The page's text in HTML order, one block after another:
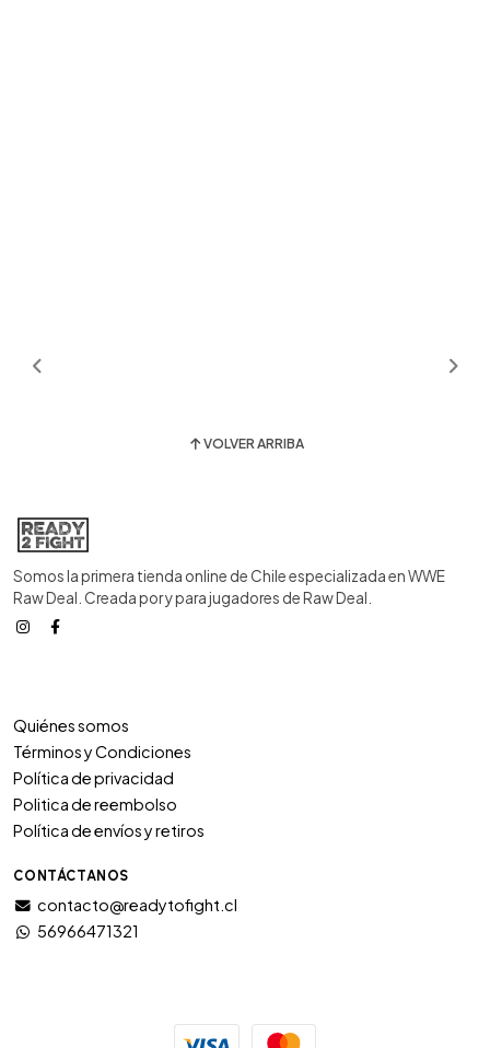
VOLVER ARRIBA
Somos la primera tienda online de Chile especializada en WWE
Raw Deal. Creada por y para jugadores de Raw Deal.
Quiénes somos
Términos y Condiciones
Política de privacidad
Politica de reembolso
Política de envíos y retiros
CONTÁCTANOS
contacto@readytofight.cl
56966471321